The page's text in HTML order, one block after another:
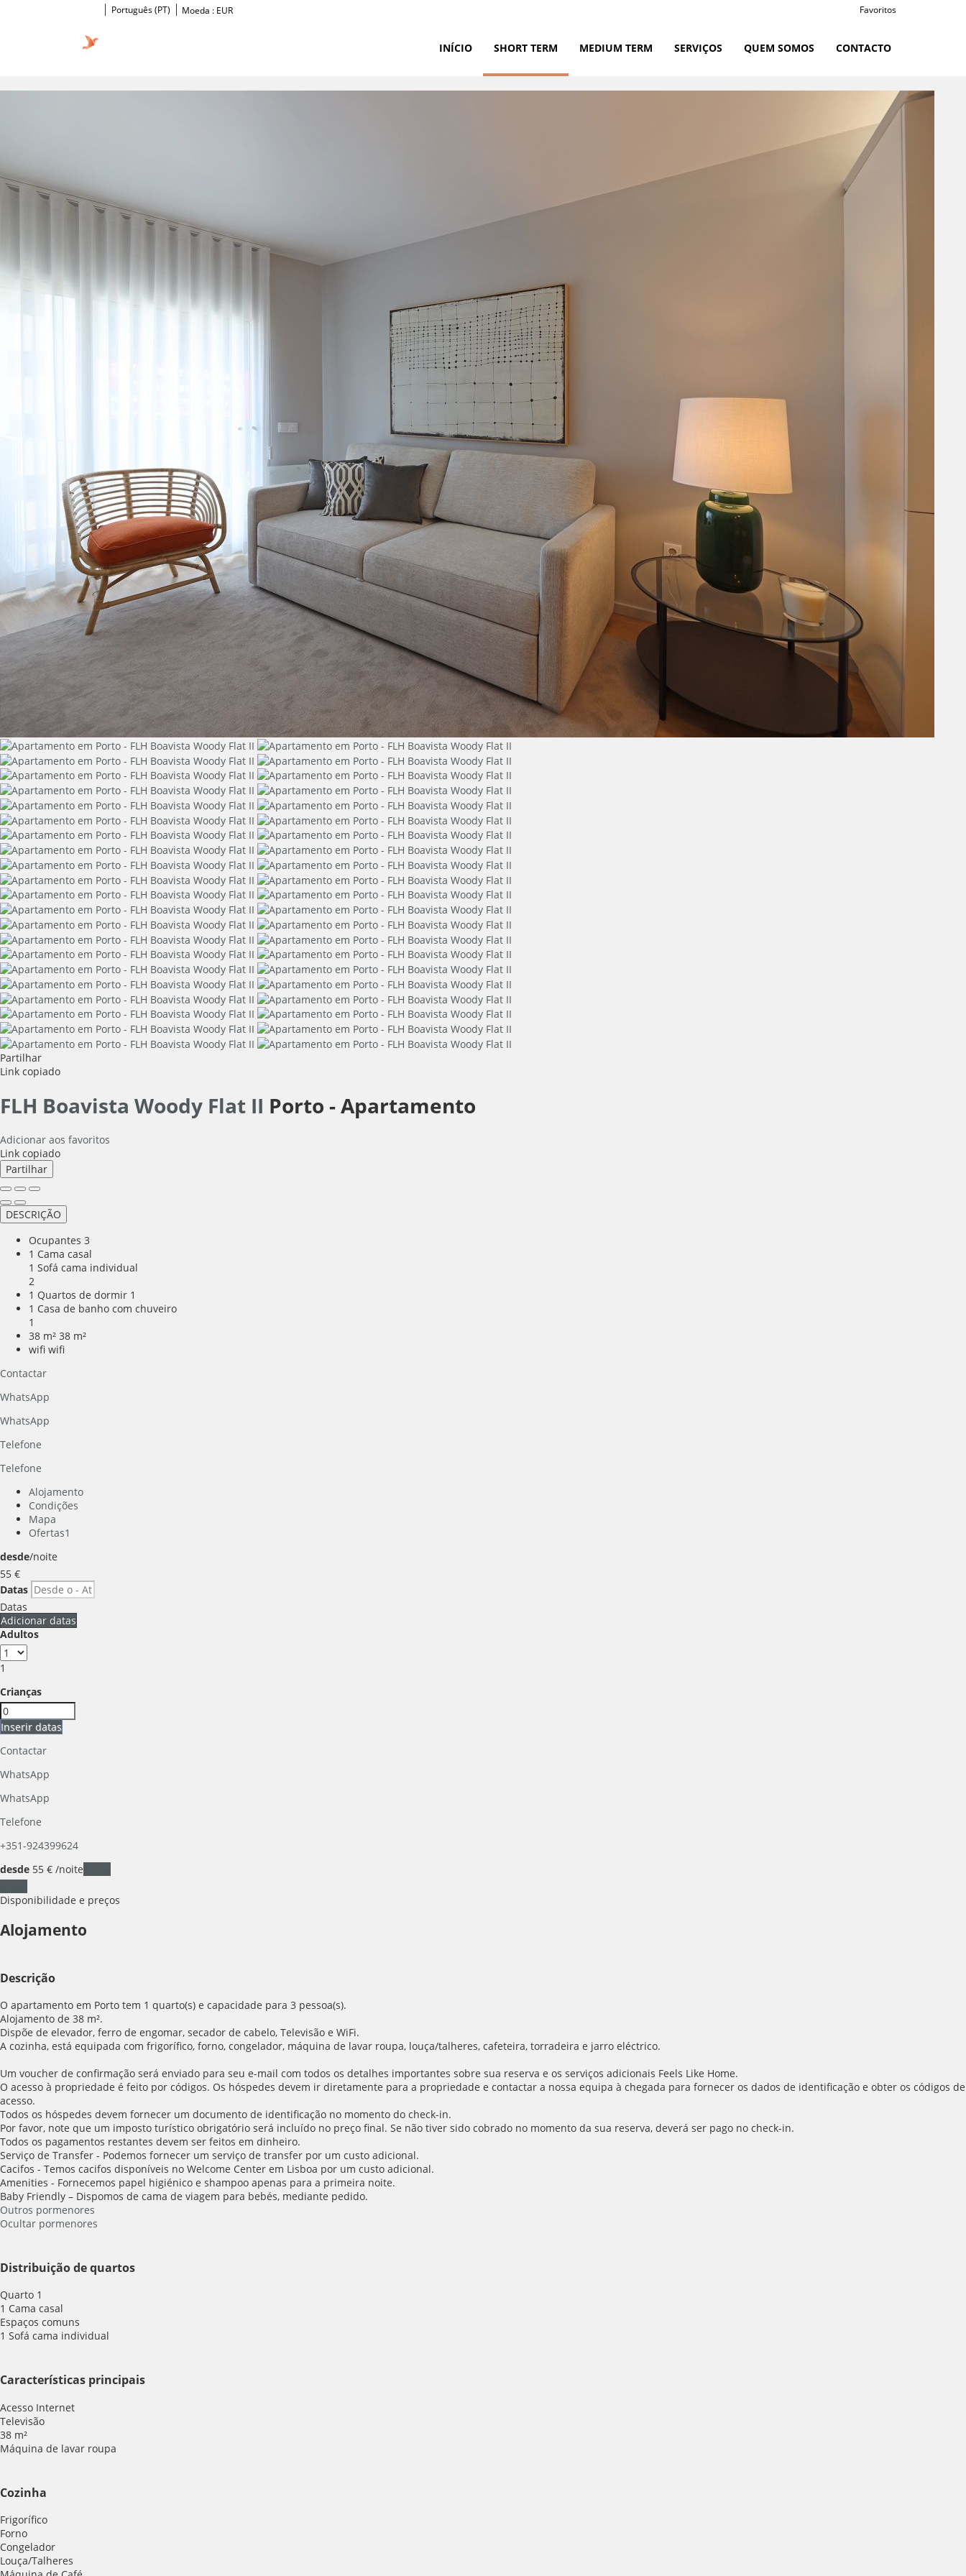
Português (PT) Moeda : EUR Favoritos
INÍCIO SHORT TERM MEDIUM TERM SERVIÇOS QUEM SOMOS CONTACTO
Partilhar
Link copiado
FLH Boavista Woody Flat II Porto -Apartamento
Adicionar aos favoritos
Link copiado
Partilhar
DESCRIÇÃO
Ocupantes 3
1 Cama casal
1 Sofá cama individual
2
1 Quartos de dormir 1
1 Casa de banho com chuveiro
1
38 m² 38 m²
wifi wifi
Contactar
WhatsApp
WhatsApp
Telefone
Telefone
Alojamento
Condições
Mapa
Ofertas1
desde/noite
55 €
Datas
Datas
Adicionar datas
Adultos
1
Crianças
Inserir datas
Contactar
WhatsApp
WhatsApp
Telefone
+351-924399624
desde 55 € /noite
Disponibilidade e preços
Alojamento
Descrição
O apartamento em Porto tem 1 quarto(s) e capacidade para 3 pessoa(s).
Alojamento de 38 m².
Dispõe de elevador, ferro de engomar, secador de cabelo, Televisão e WiFi.
A cozinha, está equipada com frigorífico, forno, congelador, máquina de lavar roupa, louça/talheres, cafeteira, torradeira e jarro eléctrico.
Um voucher de confirmação será enviado para seu e-mail com todos os detalhes importantes sobre sua reserva e os serviços adicionais Feels Like Home.
O acesso à propriedade é feito por códigos. Os hóspedes devem ir diretamente para a propriedade e contactar a nossa equipa à chegada para fornecer os dados de identificação e obter os códigos de
acesso.
Todos os hóspedes devem fornecer um documento de identificação no momento do check-in.
Por favor, note que um imposto turístico obrigatório será incluído no preço final. Se não tiver sido cobrado no momento da sua reserva, deverá ser pago no check-in.
Todos os pagamentos restantes devem ser feitos em dinheiro.
Serviço de Transfer - Podemos fornecer um serviço de transfer por um custo adicional.
Cacifos - Temos cacifos disponíveis no Welcome Center em Lisboa por um custo adicional.
Amenities - Fornecemos papel higiénico e shampoo apenas para a primeira noite.
Baby Friendly – Dispomos de cama de viagem para bebés, mediante pedido.
Outros pormenores
Ocultar pormenores
Distribuição de quartos
Quarto 1
1 Cama casal
Espaços comuns
1 Sofá cama individual
Características principais
Acesso Internet
Televisão
38 m²
Máquina de lavar roupa
Cozinha
Frigorífico
Forno
Congelador
Louça/Talheres